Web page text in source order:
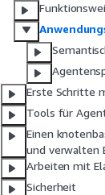
Erste Schritte
Tools für
Einen
und verwalten
Arbeiten mit
Sicherheit